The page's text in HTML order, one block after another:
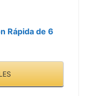
Rápida de 6